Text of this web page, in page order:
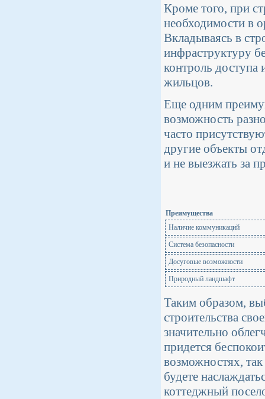
Кроме того, при
необходимости в
Вкладываясь в
инфраструктуру
контроль
жильцов.
Еще одним
возможность
часто
другие объекты
и не выезжать за
Преимущества
Наличие коммуникаций
Система безопасности
Досуговые возможности
Природный ландшафт
Таким образом,
строительства
значительно
придется
возможностях,
будете
коттеджный